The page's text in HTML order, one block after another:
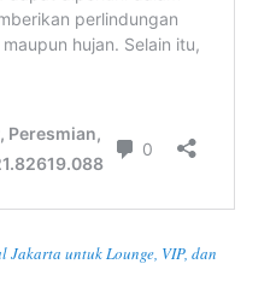
Jakarta untuk Lounge, VIP, dan